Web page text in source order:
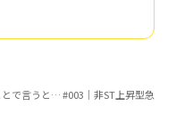
とで言うと… #003｜非ST上昇型急